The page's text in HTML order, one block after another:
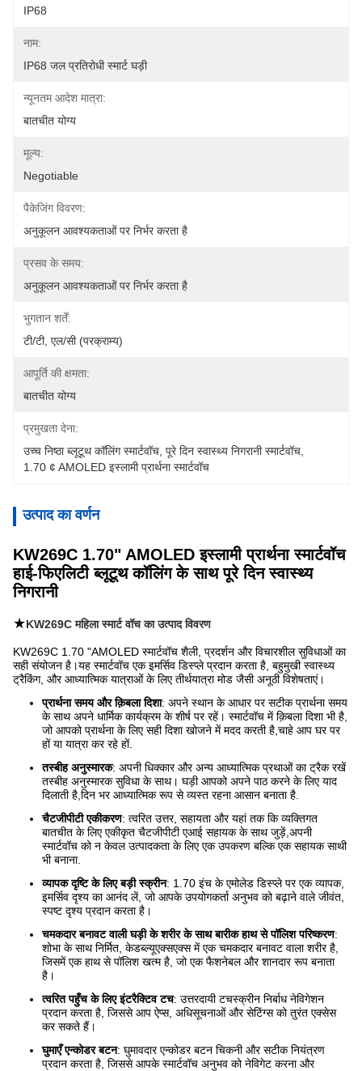
IP68
नाम:
IP68 जल प्रतिरोधी स्मार्ट घड़ी
न्यूनतम आदेश मात्रा:
बातचीत योग्य
मूल्य:
Negotiable
पैकेजिंग विवरण:
अनुकूलन आवश्यकताओं पर निर्भर करता है
प्रसव के समय:
अनुकूलन आवश्यकताओं पर निर्भर करता है
भुगतान शर्तें:
टी/टी, एल/सी (परक्राम्य)
आपूर्ति की क्षमता:
बातचीत योग्य
प्रमुखता देना:
उच्च निष्ठा ब्लूटूथ कॉलिंग स्मार्टवॉच पूरे दिन स्वास्थ्य निगरानी स्मार्टवॉच
1.70 ¢ AMOLED इस्लामी प्रार्थना स्मार्टवॉच
उत्पाद का वर्णन
KW269C 1.70" AMOLED इस्लामी प्रार्थना स्मार्टवॉच
हाई-फिएलिटी ब्लूटूथ कॉलिंग के साथ पूरे दिन स्वास्थ्य
निगरानी
★KW269C महिला स्मार्ट वॉच का उत्पाद विवरण
KW269C 1.70 "AMOLED स्मार्टवॉच शैली, प्रदर्शन और विचारशील सुविधाओं का
सही संयोजन है।यह स्मार्टवॉच एक इमर्सिव डिस्प्ले प्रदान करता है, बहुमुखी स्वास्थ्य
ट्रैकिंग, और आध्यात्मिक यात्राओं के लिए तीर्थयात्रा मोड जैसी अनूठी विशेषताएं।
प्रार्थना समय और क़िबला दिशा: अपने स्थान के आधार पर सटीक प्रार्थना समय
के साथ अपने धार्मिक कार्यक्रम के शीर्ष पर रहें। स्मार्टवॉच में क़िबला दिशा भी है,
जो आपको प्रार्थना के लिए सही दिशा खोजने में मदद करती है,चाहे आप घर पर
हों या यात्रा कर रहे हों.
तस्बीह अनुस्मारक: अपनी धिक्कार और अन्य आध्यात्मिक प्रथाओं का ट्रैक रखें
तस्बीह अनुस्मारक सुविधा के साथ। घड़ी आपको अपने पाठ करने के लिए याद
दिलाती है,दिन भर आध्यात्मिक रूप से व्यस्त रहना आसान बनाता है.
चैटजीपीटी एकीकरण: त्वरित उत्तर, सहायता और यहां तक कि व्यक्तिगत
बातचीत के लिए एकीकृत चैटजीपीटी एआई सहायक के साथ जुड़ें,अपनी
स्मार्टवॉच को न केवल उत्पादकता के लिए एक उपकरण बल्कि एक सहायक साथी
भी बनाना.
व्यापक दृष्टि के लिए बड़ी स्क्रीन: 1.70 इंच के एमोलेड डिस्प्ले पर एक व्यापक,
इमर्सिव दृश्य का आनंद लें, जो आपके उपयोगकर्ता अनुभव को बढ़ाने वाले जीवंत,
स्पष्ट दृश्य प्रदान करता है।
चमकदार बनावट वाली घड़ी के शरीर के साथ बारीक हाथ से पॉलिश परिष्करण:
शोभा के साथ निर्मित, केडब्ल्यूएक्सएक्स में एक चमकदार बनावट वाला शरीर है,
जिसमें एक हाथ से पॉलिश खत्म है, जो एक फैशनेबल और शानदार रूप बनाता
है।
त्वरित पहुँच के लिए इंटरैक्टिव टच: उत्तरदायी टचस्क्रीन निर्बाध नेविगेशन
प्रदान करता है, जिससे आप ऐप्स, अधिसूचनाओं और सेटिंग्स को तुरंत एक्सेस
कर सकते हैं।
घुमाएँ एन्कोडर बटन: घुमावदार एन्कोडर बटन चिकनी और सटीक नियंत्रण
प्रदान करता है, जिससे आपके स्मार्टवॉच अनुभव को नेविगेट करना और